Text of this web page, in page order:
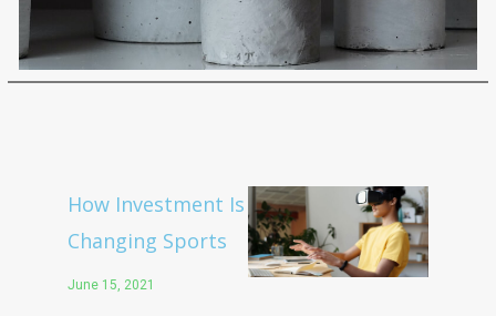
How Investment Is
Changing Sports
June 15, 2021